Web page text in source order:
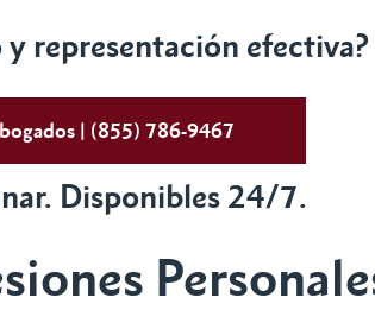
representación efectiva?
| (855) 786-9467
Disponibles 24/7.